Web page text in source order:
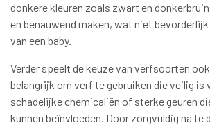
donkere kleuren zoals zwart en
en benauwend maken, wat niet
van een baby.
Verder speelt de keuze van verfsoorten
belangrijk om verf te gebruiken die veilig is
schadelijke chemicaliën of sterke geuren
kunnen beïnvloeden. Door zorgvuldig na te